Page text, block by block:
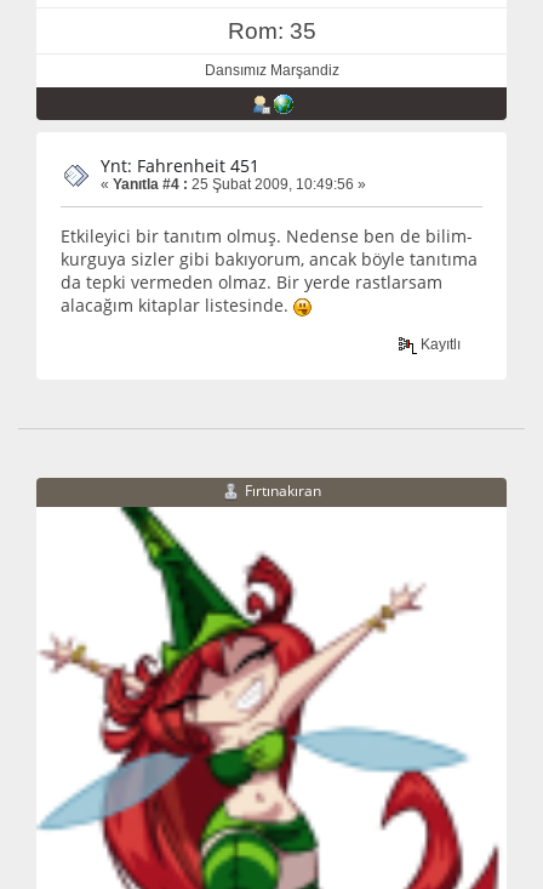
Rom: 35
Dansımız Marşandiz
Ynt: Fahrenheit 451
« Yanıtla #4 : 25 Şubat 2009, 10:49:56 »
Etkileyici bir tanıtım olmuş. Nedense ben de bilim-
kurguya sizler gibi bakıyorum, ancak böyle tanıtıma
da tepki vermeden olmaz. Bir yerde rastlarsam
alacağım kitaplar listesinde.
Kayıtlı
Fırtınakıran